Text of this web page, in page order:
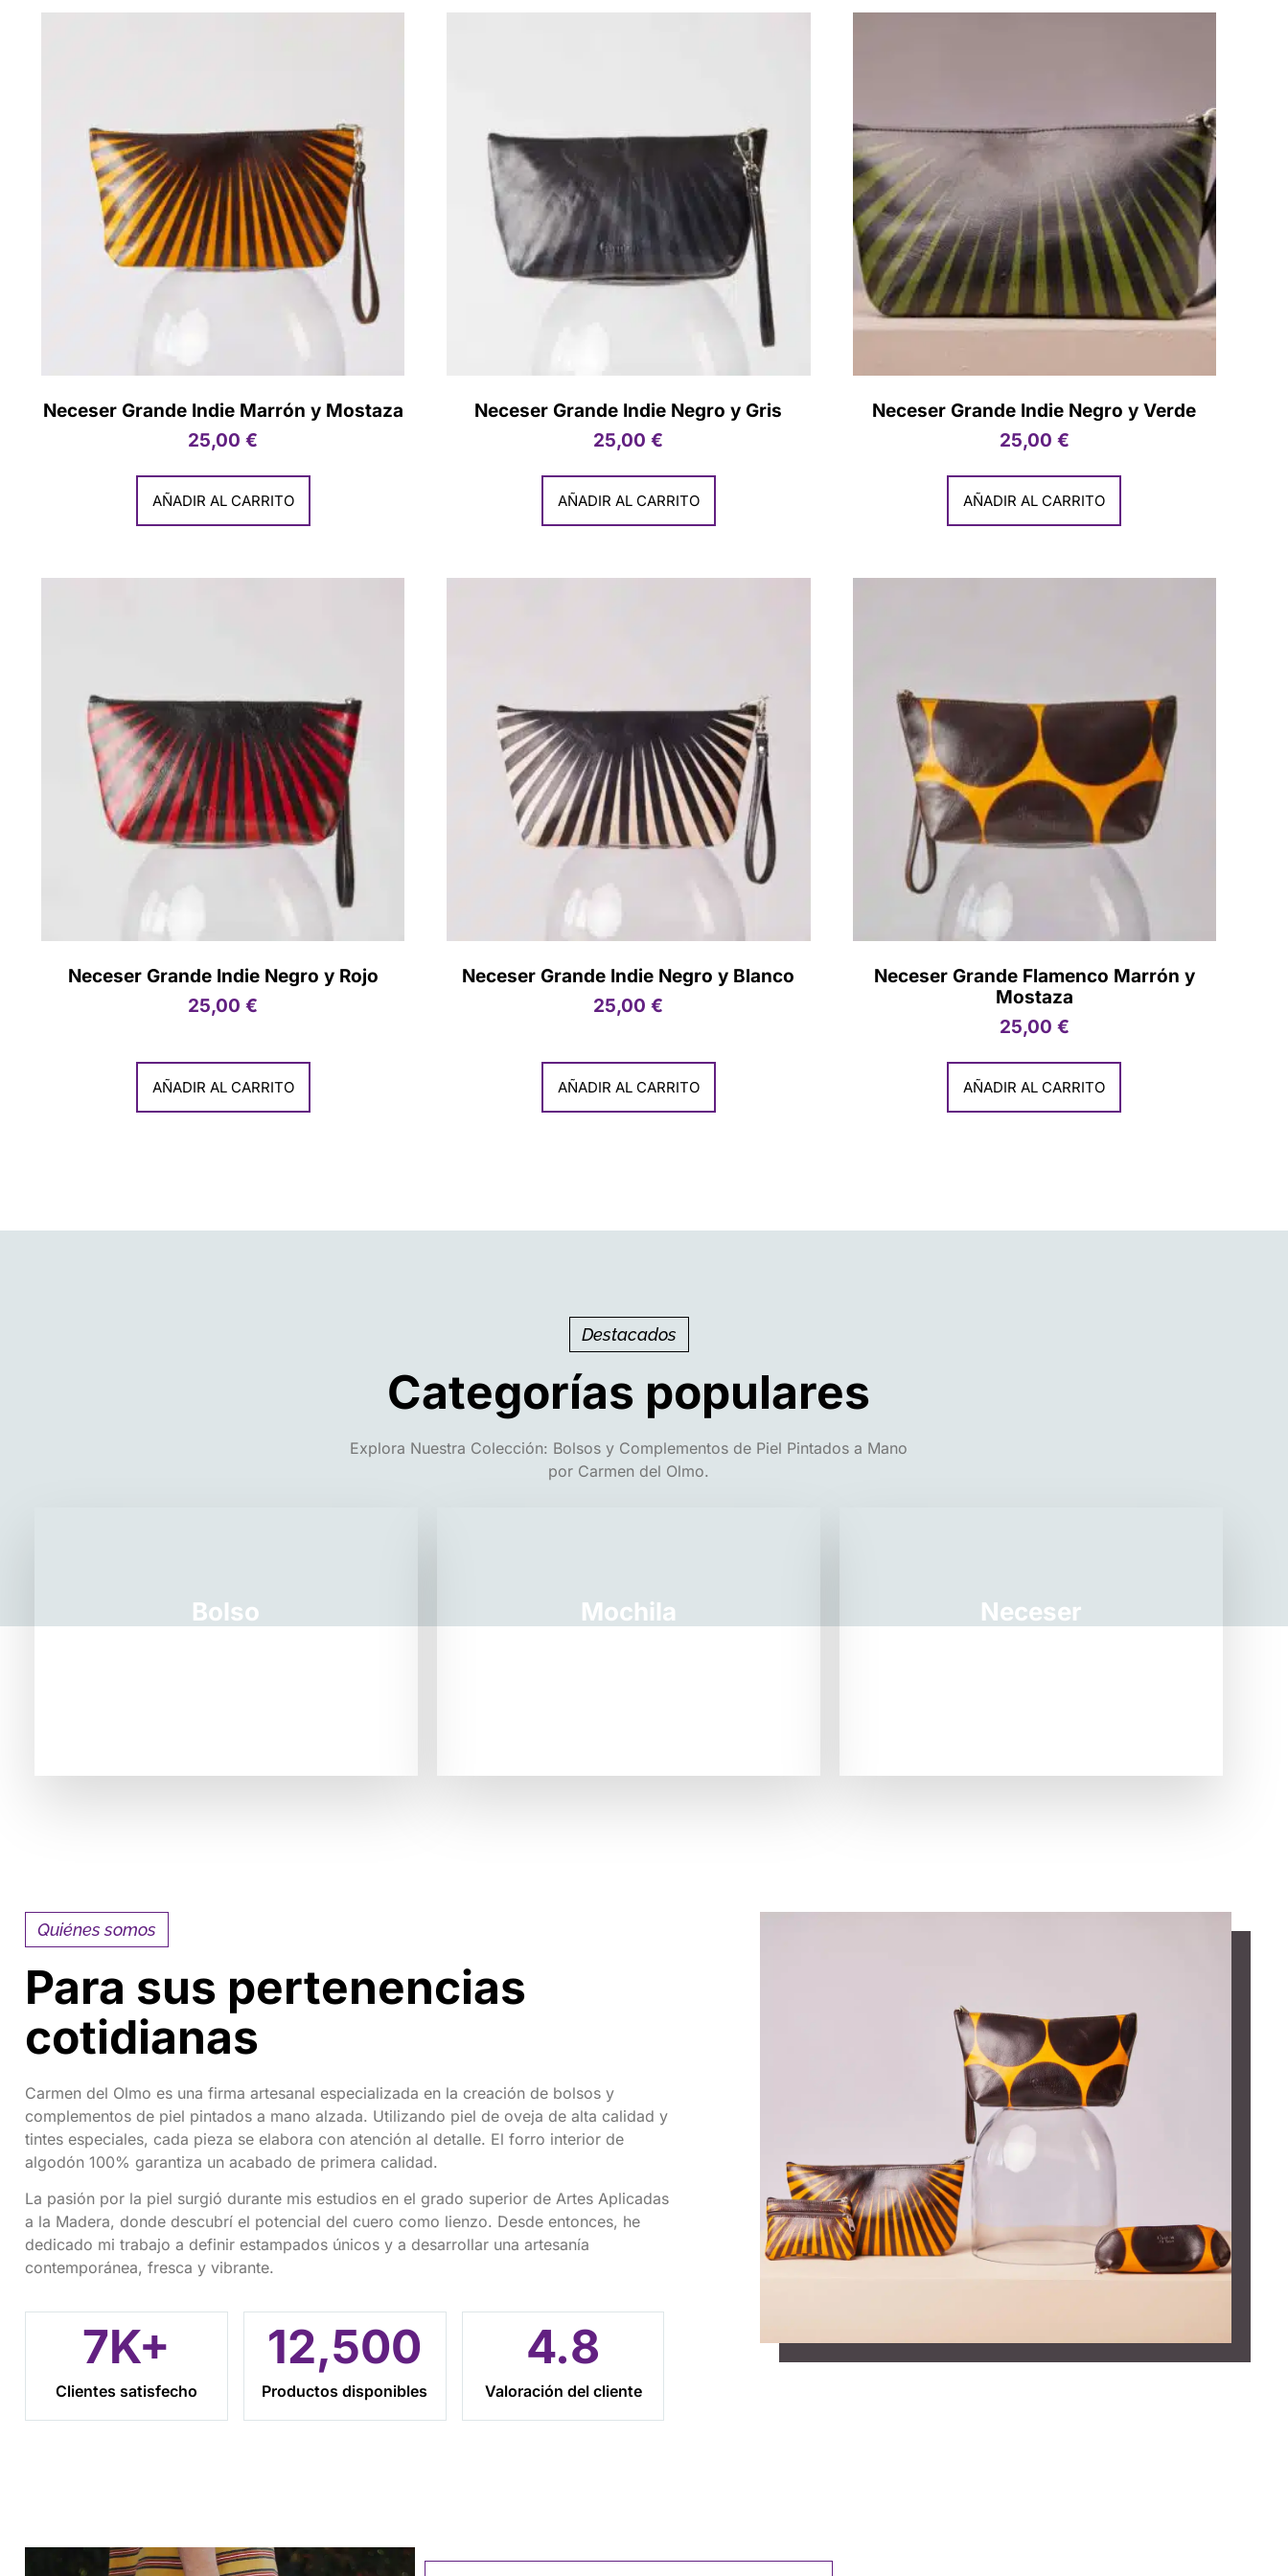
COMPRAR AHORA!
Neceser Grande Indie Marrón y Mostaza
25,00€
AÑADIR AL CARRITO
Neceser Grande Indie Negro y Gris
25,00€
AÑADIR AL CARRITO
Neceser Grande Indie Negro y Verde
25,00 €
AÑADIR AL CARRITO
Neceser Grande Indie Negro y Rojo
25,00€
AÑADIR AL CARRITO
Neceser Grande Indie Negro y Blanco
25,00€
AÑADIR AL CARRITO
Neceser Grande Flamenco Marrón y
Mostaza
25,00 €
AÑADIR AL CARRITO
Destacados
Categorías populares
Explora Nuestra Colección: Bolsos y Complementos de Piel Pintados a Mano
por Carmen del Olmo.
Bolso Mochila Neceser
Quiénes somos
Para sus pertenencias
cotidianas
Carmen del Olmo es una firma artesanal especializada en la creación de bolsos y
complementos de piel pintados a mano alzada. Utilizando piel de oveja de alta calidad y
tintes especiales, cada pieza se elabora con atención al detalle. El forro interior de
algodón 100% garantiza un acabado de primera calidad.
La pasión por la piel surgió durante mis estudios en el grado superior de Artes Aplicadas
a la Madera, donde descubrí el potencial del cuero como lienzo. Desde entonces, he
dedicado mi trabajo a definir estampados únicos y a desarrollar una artesanía
contemporánea, fresca y vibrante.
Clientes satisfecho
7K+
Productos disponibles
12,500
Valoración del cliente
4.8